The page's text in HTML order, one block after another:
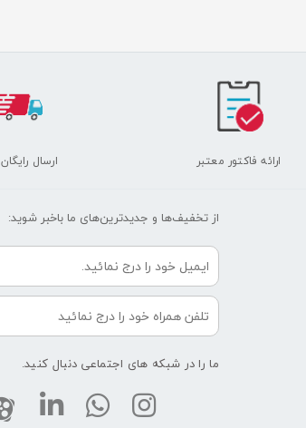
ارائه فاکتور معتبر ارسال رایگان 5M+
از تخفیف‌ها و جدیدترین‌های ما‌ باخبر شوید:
ما را در شبکه های اجتماعی دنبال کنید.